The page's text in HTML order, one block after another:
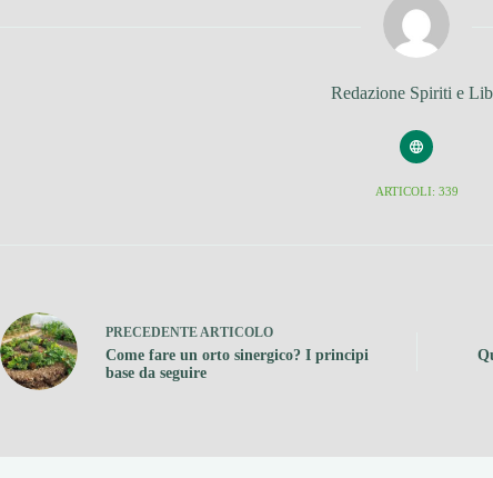
Redazione Spiriti e
ARTICOLI: 339
PRECEDENTE ARTICOLO
Come fare un orto sinergico? I principi
base da seguire